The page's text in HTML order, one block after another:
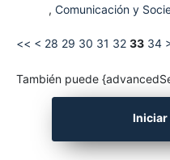
, Comunicación y
<< < 28 29 30 31 32 33 34
También puede
Iniciar